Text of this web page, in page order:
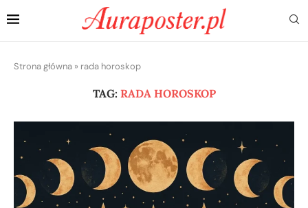
Strona główna » rada horoskop
TAG: RADA HOROSKOP